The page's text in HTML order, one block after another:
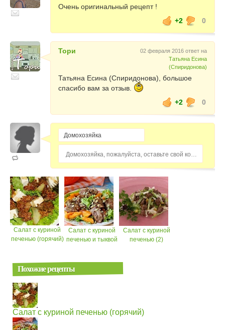
Очень оригинальный рецепт !
+2
0
Тори
02 февраля 2016 ответ на
Татьяна Есина
(Спиридонова)
Татьяна Есина (Спиридонова), большое
спасибо вам за отзыв.
+2
0
Домохозяйка, пожалуйста, оставьте свой комментарий...
Салат с куриной
печенью (горячий)
Салат с куриной
печенью и тыквой
Салат с куриной
печенью (2)
Похожие рецепты
Салат с куриной печенью (горячий)